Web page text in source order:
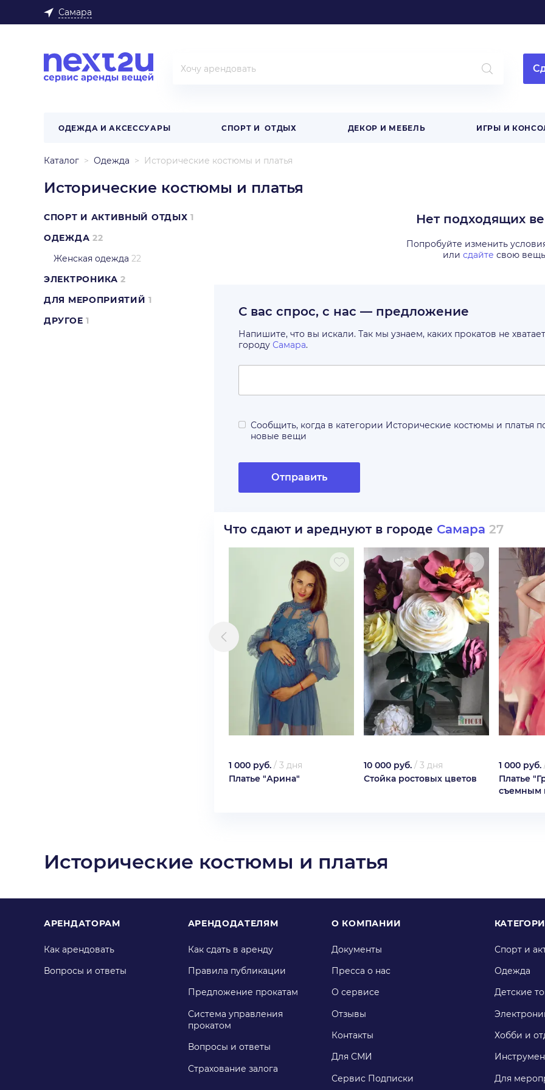
Самара
ОДЕЖДА И АКСЕССУАРЫ СПОРТ И ОТДЫХ ДЕКОР И МЕБЕЛЬ ИГРЫ И
Каталог Одежда Исторические костюмы и платья
Исторические костюмы и платья
СПОРТ И АКТИВНЫЙ ОТДЫХ 1
ОДЕЖДА 22
Женская одежда 22
ЭЛЕКТРОНИКА 2
ДЛЯ МЕРОПРИЯТИЙ 1
ДРУГОЕ 1
Нет подходящих
Попробуйте изменить
или сдайте свою вещь
С вас спрос, с нас — предложение
Напишите, что вы искали. Так мы узнаем, каких прокатов не хватает
городу Самара.
Сообщить, когда в категории Исторические костюмы и платья
новые вещи
Отправить
Что сдают и ареднуют в городе Самара 27
1 000 руб. / 3 дня
Платье "Арина"
10 000 руб. / 3 дня
Стойка ростовых цветов
1 000 руб.
Платье
съемным
Исторические костюмы и платья
АРЕНДАТОРАМ
Как арендовать
Вопросы и ответы
АРЕНДОДАТЕЛЯМ
Как сдать в аренду
Правила публикации
Предложение прокатам
Система управления
прокатом
Вопросы и ответы
Страхование залога
О КОМПАНИИ
Документы
Пресса о нас
О сервисе
Отзывы
Контакты
Для СМИ
Сервис Подписки
Спорт и
Одежда
Детские
Хобби и
Для